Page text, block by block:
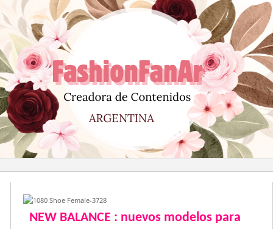
al
contenido
NEW BALANCE : nuevos modelos para